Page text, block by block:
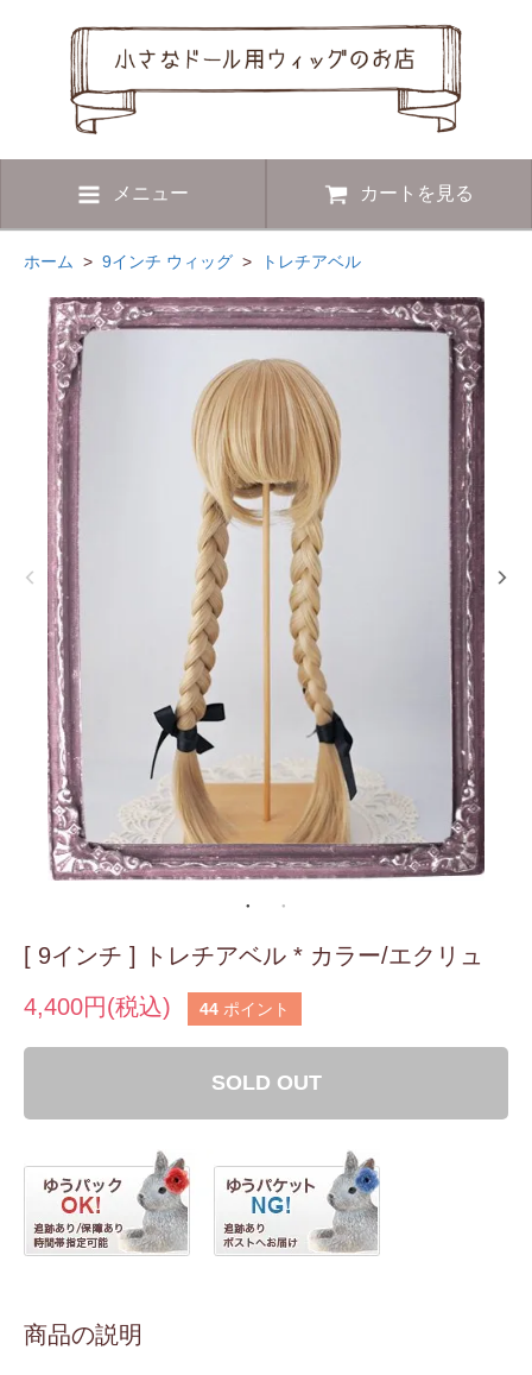
メニュー カートを見る
ホーム > 9インチ ウィッグ > トレチアベル
[ 9インチ ] トレチアベル * カラー/エクリュ
4,400円(税込)
44 ポイント
SOLD OUT
商品の説明